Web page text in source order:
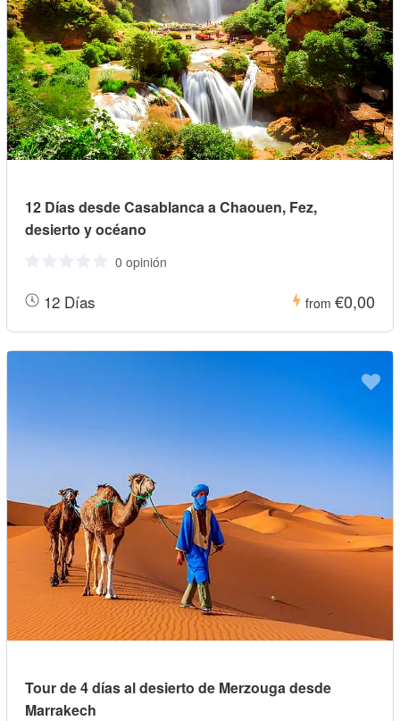
12 Días desde Casablanca a Chaouen, Fez,
desierto y océano
0 opinión
12 Días from €0,00
Tour de 4 días al desierto de Merzouga desde
Marrakech